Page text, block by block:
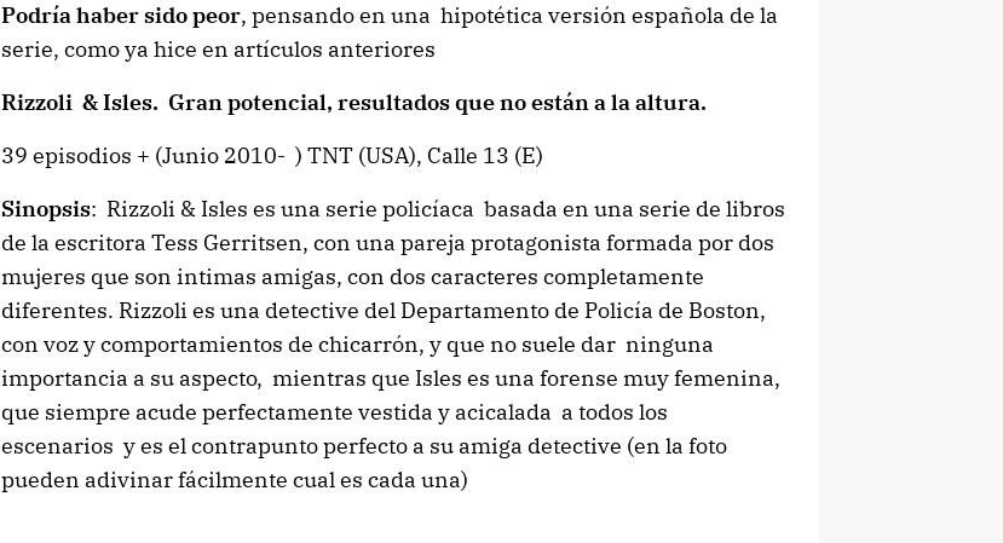
Podría haber sido peor, pensando en una hipotética versión española de la
serie, como ya hice en artículos anteriores
Rizzoli & Isles. Gran potencial, resultados que no están a la altura.
39 episodios + (Junio 2010- ) TNT (USA), Calle 13 (E)
Sinopsis: Rizzoli & Isles es una serie policíaca basada en una serie de libros
de la escritora Tess Gerritsen, con una pareja protagonista formada por dos
mujeres que son intimas amigas, con dos caracteres completamente
diferentes. Rizzoli es una detective del Departamento de Policía de Boston,
con voz y comportamientos de chicarrón, y que no suele dar ninguna
importancia a su aspecto, mientras que Isles es una forense muy femenina,
que siempre acude perfectamente vestida y acicalada a todos los
escenarios y es el contrapunto perfecto a su amiga detective (en la foto
pueden adivinar fácilmente cual es cada una)